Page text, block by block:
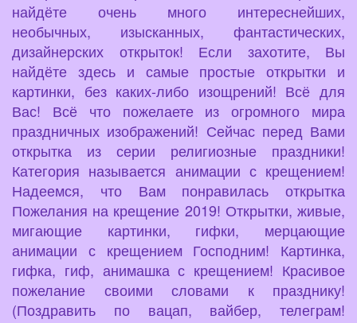
найдёте очень много интереснейших,
необычных, изысканных, фантастических,
дизайнерских открыток! Если захотите, Вы
найдёте здесь и самые простые открытки и
картинки, без каких-либо изощрений! Всё для
Вас! Всё что пожелаете из огромного мира
праздничных изображений! Сейчас перед Вами
открытка из серии религиозные праздники!
Категория называется анимации с крещением!
Надеемся, что Вам понравилась открытка
Пожелания на крещение 2019! Открытки, живые,
мигающие картинки, гифки, мерцающие
анимации с крещением Господним! Картинка,
гифка, гиф, анимашка с крещением! Красивое
пожелание своими словами к празднику!
(Поздравить по вацап, вайбер, телеграм!